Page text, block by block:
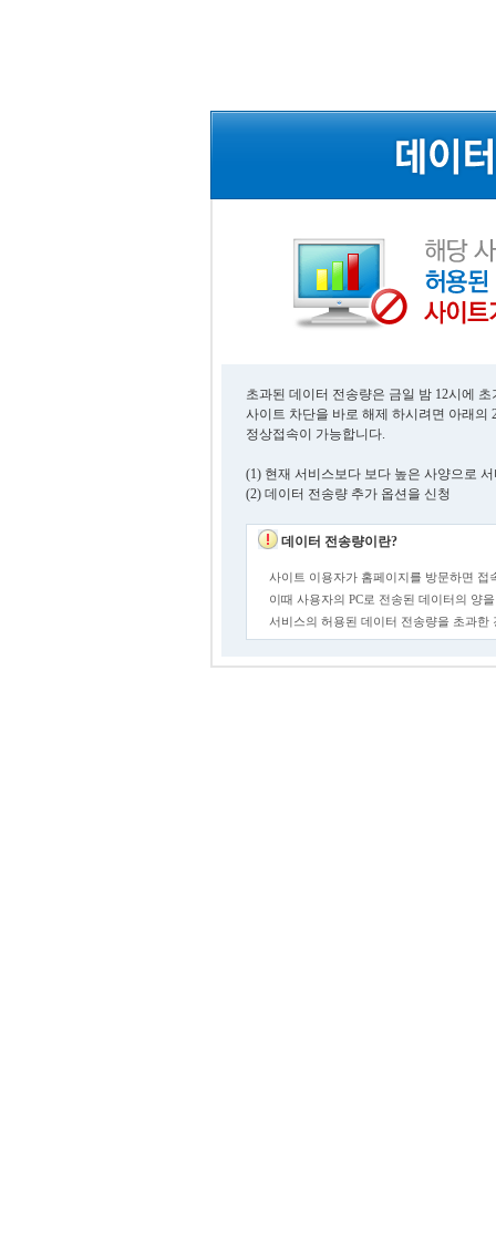
초과된 데이터 전송량은 금일 밤 12시에
사이트 차단을 바로 해제 하시려면 아래의
정상접속이 가능합니다.
(1) 현재 서비스보다 보다 높은 사양으로
(2) 데이터 전송량 추가 옵션을 신청
데이터 전송량이란?
사이트 이용자가 홈페이지를 방문하면 접
이때 사용자의 PC로 전송된 데이터의 양
서비스의 허용된 데이터 전송량을 초과